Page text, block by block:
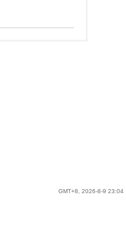
GMT+8, 2026-8-9 23:04